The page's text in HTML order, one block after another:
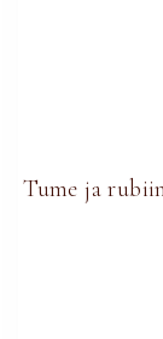
Tume ja